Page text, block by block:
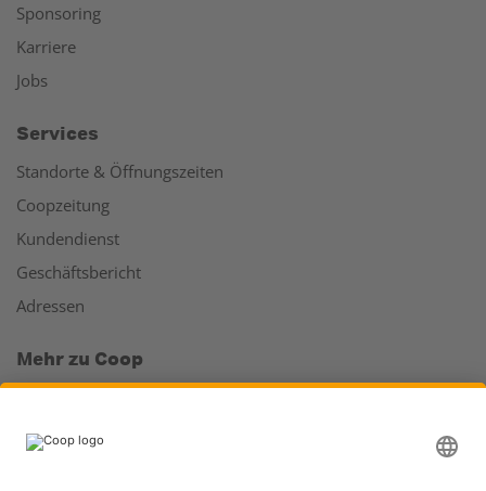
Sponsoring
Karriere
Jobs
Services
Standorte & Öffnungszeiten
Coopzeitung
Kundendienst
Geschäftsbericht
Adressen
Mehr zu Coop
Läden & Services